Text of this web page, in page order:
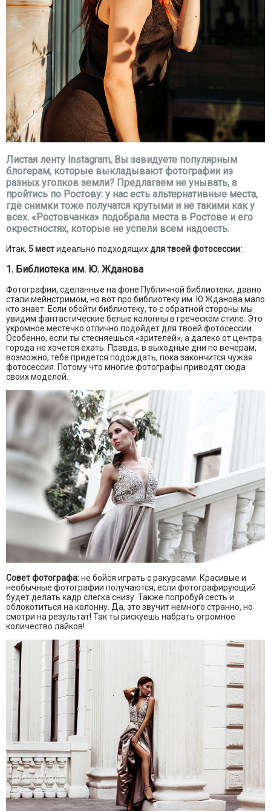
Листая ленту Instagram, Вы завидуете популярным
блогерам, которые выкладывают фотографии из
разных уголков земли? Предлагаем не унывать, а
пройтись по Ростову: у нас есть альтернативные места,
где снимки тоже получатся крутыми и не такими как у
всех. «Ростовчанка» подобрала места в Ростове и его
окрестностях, которые не успели всем надоесть.
Итак, 5 местидеально подходящихдля твоей фотосессии:
1. Библиотека им. Ю. Жданова
Фотографии, сделанные на фоне Публичной библиотеки, давно
стали мейнстримом, но вот про библиотеку им. Ю.Жданова мало
кто знает. Если обойти библиотеку, то с обратной стороны мы
увидим фантастические белые колонны в греческом стиле. Это
укромное местечко отлично подойдет для твоей фотосессии.
Особенно, если ты стесняешься «зрителей», а далеко от центра
города не хочется ехать. Правда, в выходные дни по вечерам,
возможно, тебе придется подождать, пока закончится чужая
фотосессия. Потому что многие фотографы приводят сюда
своих моделей.
Совет фотографа:не бойся играть с ракурсами. Красивые и
необычные фотографии получаются, если фотографирующий
будет делать кадр слегка снизу. Также попробуй сесть и
облокотиться на колонну. Да, это звучит немного странно, но
смотри на результат! Так ты рискуешь набрать огромное
количество лайков!